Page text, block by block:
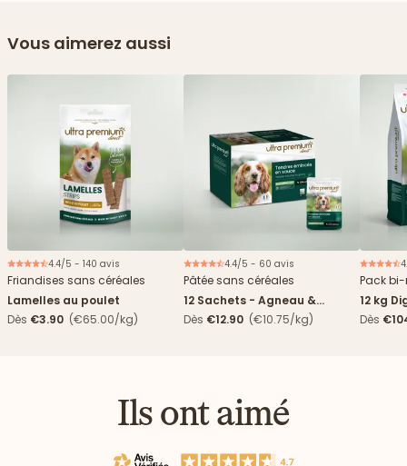
Vous aimerez aussi
4.4/5 - 140 avis
Friandises sans céréales
Lamelles au poulet
Dès €3.90 (€65.00/kg)
4.4/5 - 60 avis
Pâtée sans céréales
12 Sachets - Agneau &
haricots verts
Dès €12.90 (€10.75/kg)
Pack
12 kg
boîtes
Dès
Ils ont aimé